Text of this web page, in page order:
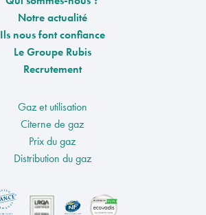
Notre actualité
Ils nous font confiance
Le Groupe Rubis
Recrutement
Gaz et utilisation
Citerne de gaz
Prix du gaz
Distribution du gaz